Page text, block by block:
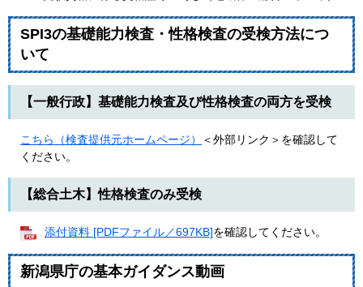
SPI3の基礎能力検査・性格検査の受検方法につ
いて
【一般行政】基礎能力検査及び性格検査の両方を受検
こちら（検査提供元ホームページ） ＜外部リンク＞ を確認して
ください。
【総合土木】性格検査のみ受検
添付資料 [PDFファイル／697KB]を確認してください。
新潟県庁の基本ガイダンス動画